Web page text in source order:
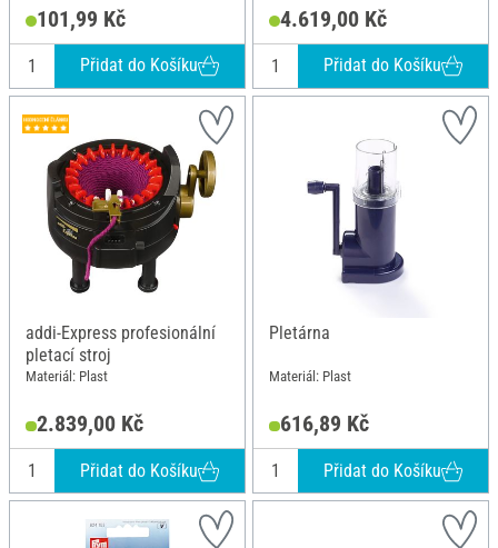
101,99 Kč
Přidat do Košíku
4.619,00 Kč
Přidat do Košíku
addi-Express profesionální
pletací stroj
Materiál: Plast
2.839,00 Kč
Přidat do Košíku
Pletárna
Materiál: Plast
616,89 Kč
Přidat do Košíku